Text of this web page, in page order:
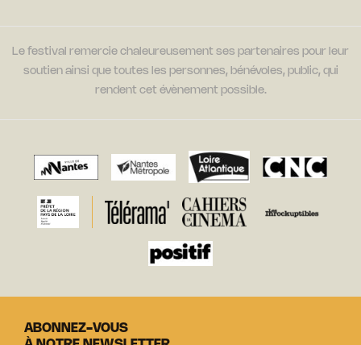
Le festival remercie chaleureusement ses partenaires pour leur
soutien ainsi que toutes les personnes, bénévoles, public, qui
rendent cet évènement possible.
ABONNEZ-VOUS